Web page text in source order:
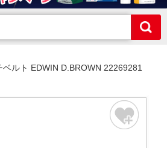
ルト EDWIN D.BROWN 22269281